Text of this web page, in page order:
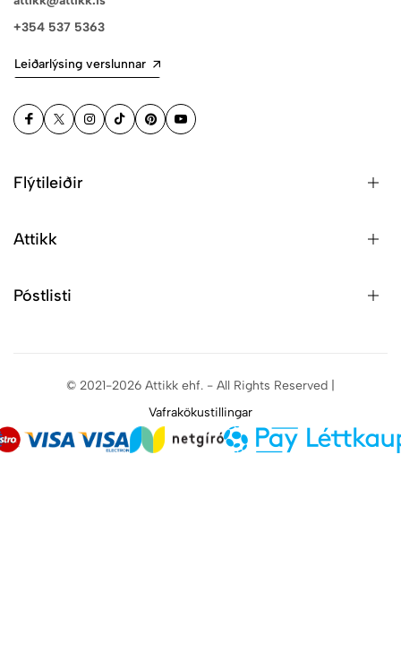
+354 537 5363
Leiðarlýsing verslunnar
Flýtileiðir
Attikk
Póstlisti
© 2021-2026 Attikk ehf. - All Rights Reserved |
Vafrakökustillingar